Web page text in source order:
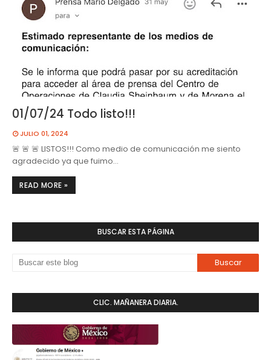
01/07/24 Todo listo!!!
JULIO 01, 2024
🚨 🚨 🚨 LISTOS!!! Como medio de comunicación me siento
agradecido ya que fuimo…
READ MORE »
BUSCAR ESTA PÁGINA
CLIC. MAÑANERA DIARIA.